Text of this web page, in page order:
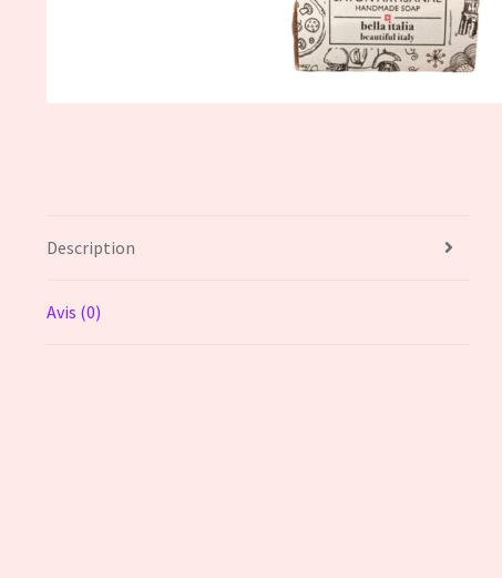
Description
Avis (0)